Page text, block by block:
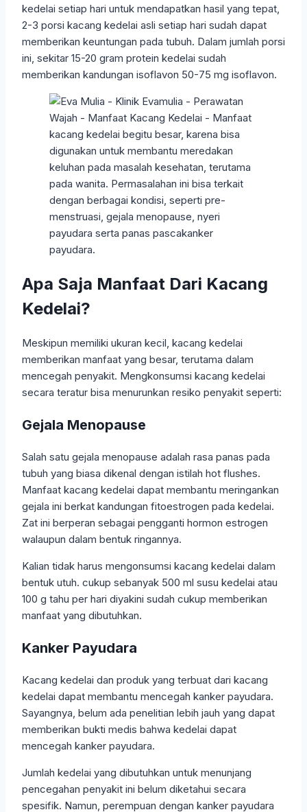
kedelai setiap hari untuk mendapatkan hasil yang tepat,
2-3 porsi kacang kedelai asli setiap hari sudah dapat
memberikan keuntungan pada tubuh. Dalam jumlah porsi
ini, sekitar 15-20 gram protein kedelai sudah
memberikan kandungan isoflavon 50-75 mg isoflavon.
Apa Saja Manfaat Dari Kacang
Kedelai?
Meskipun memiliki ukuran kecil, kacang kedelai
memberikan manfaat yang besar, terutama dalam
mencegah penyakit. Mengkonsumsi kacang kedelai
secara teratur bisa menurunkan resiko penyakit seperti:
Gejala Menopause
Salah satu gejala menopause adalah rasa panas pada
tubuh yang biasa dikenal dengan istilah hot flushes.
Manfaat kacang kedelai dapat membantu meringankan
gejala ini berkat kandungan fitoestrogen pada kedelai.
Zat ini berperan sebagai pengganti hormon estrogen
walaupun dalam bentuk ringannya.
Kalian tidak harus mengonsumsi kacang kedelai dalam
bentuk utuh. cukup sebanyak 500 ml susu kedelai atau
100 g tahu per hari diyakini sudah cukup memberikan
manfaat yang dibutuhkan.
Kanker Payudara
Kacang kedelai dan produk yang terbuat dari kacang
kedelai dapat membantu mencegah kanker payudara.
Sayangnya, belum ada penelitian lebih jauh yang dapat
memberikan bukti medis bahwa kedelai dapat
mencegah kanker payudara.
Jumlah kedelai yang dibutuhkan untuk menunjang
pencegahan penyakit ini belum diketahui secara
spesifik. Namun, perempuan dengan kanker payudara